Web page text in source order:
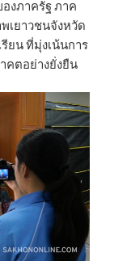
งภาครัฐ ภาค
เยาวชนจังหวัด
ยน ที่มุ่งเน้นการ
คตอย่างยั่งยืน